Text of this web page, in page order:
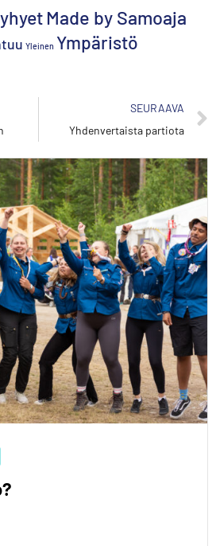
Made by Samoaja
Yleinen Ympäristö
SEURAAVA
Yhdenvertaista partiota